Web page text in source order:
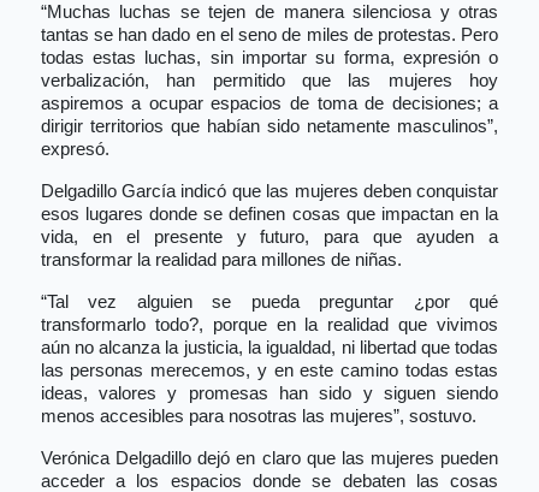
“Muchas luchas se tejen de manera silenciosa y otras
tantas se han dado en el seno de miles de protestas. Pero
todas estas luchas, sin importar su forma, expresión o
verbalización, han permitido que las mujeres hoy
aspiremos a ocupar espacios de toma de decisiones; a
dirigir territorios que habían sido netamente masculinos”,
expresó.
Delgadillo García indicó que las mujeres deben conquistar
esos lugares donde se definen cosas que impactan en la
vida, en el presente y futuro, para que ayuden a
transformar la realidad para millones de niñas.
“Tal vez alguien se pueda preguntar ¿por qué
transformarlo todo?, porque en la realidad que vivimos
aún no alcanza la justicia, la igualdad, ni libertad que todas
las personas merecemos, y en este camino todas estas
ideas, valores y promesas han sido y siguen siendo
menos accesibles para nosotras las mujeres”, sostuvo.
Verónica Delgadillo dejó en claro que las mujeres pueden
acceder a los espacios donde se debaten las cosas